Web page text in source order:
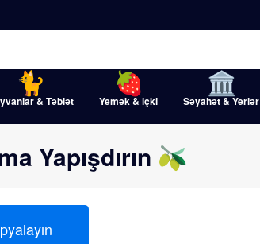
& Təbiət Yemək & içki Səyahət & Yerlər
Yapışdırın 🫒